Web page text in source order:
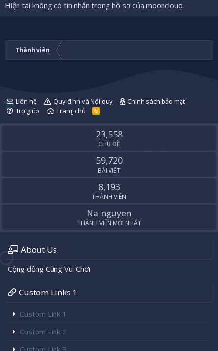
Hiện tại không có tin nhắn trong hồ sơ của mooncloud.
Thành viên
Liên hệ Quy định và Nội quy
Chính sách bảo mật
Trợ giúp
Trang chủ
R
S
23,558
CHỦ ĐỀ
59,720
BÀI VIẾT
8,193
THÀNH VIÊN
Na nguyen
THÀNH VIÊN MỚI NHẤT
About Us
Cộng đồng Cùng Vui Chơi
Custom Links 1
Custom Link 1
Custom Link 2